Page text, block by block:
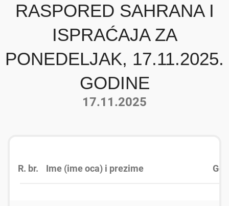
RASPORED SAHRANA I
ISPRAĆAJA ZA
PONEDELJAK, 17.11.2025.
GODINE
17.11.2025
R. br. Ime (ime oca) i prezime